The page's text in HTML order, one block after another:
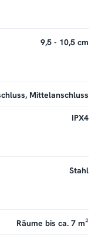
9,5 - 10,5 cm
Mittelanschluss
IPX4
Stahl
Räume bis ca. 7 m²